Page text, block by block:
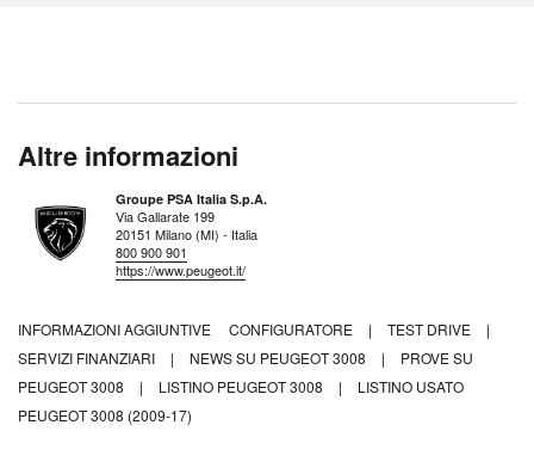
Altre informazioni
Groupe PSA Italia S.p.A.
Via Gallarate 199
20151 Milano (MI) - Italia
800 900 901
https://www.peugeot.it/
INFORMAZIONI AGGIUNTIVE CONFIGURATORE | TEST DRIVE
|
SERVIZI FINANZIARI
| NEWS SU PEUGEOT 3008 |
PROVE SU
PEUGEOT 3008
| LISTINO PEUGEOT 3008 |
LISTINO USATO
PEUGEOT 3008 (2009-17)